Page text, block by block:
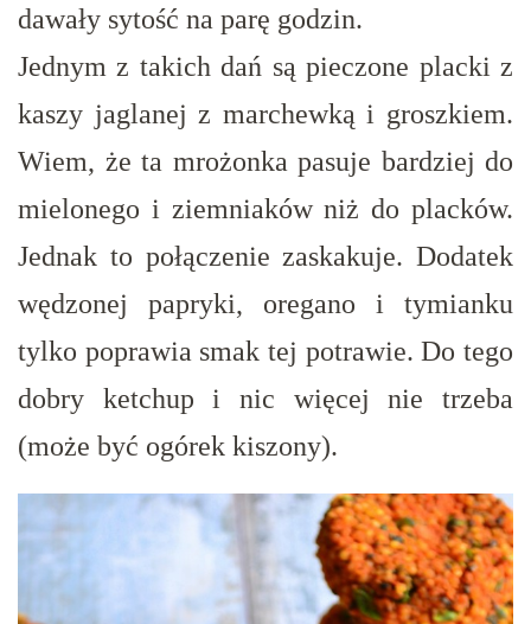
dawały sytość na parę godzin.
Jednym z takich dań są pieczone placki z
kaszy jaglanej z marchewką i groszkiem.
Wiem, że ta mrożonka pasuje bardziej do
mielonego i ziemniaków niż do placków.
Jednak to połączenie zaskakuje. Dodatek
wędzonej papryki, oregano i tymianku
tylko poprawia smak tej potrawie. Do tego
dobry ketchup i nic więcej nie trzeba
(może być ogórek kiszony).